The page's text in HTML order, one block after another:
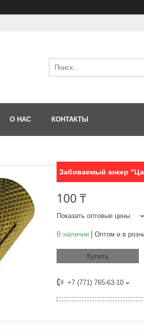
О НАС КОНТАКТЫ
Забиваемый анкер
100 ₸
Показать оптовые цены
В наличии Оптом и в
Купить
+7 (771) 765-63-10